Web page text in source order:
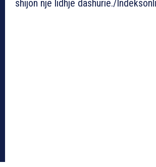
shijon një lidhje dashurie./